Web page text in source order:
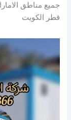
جميع مناطق
قطر الكويت